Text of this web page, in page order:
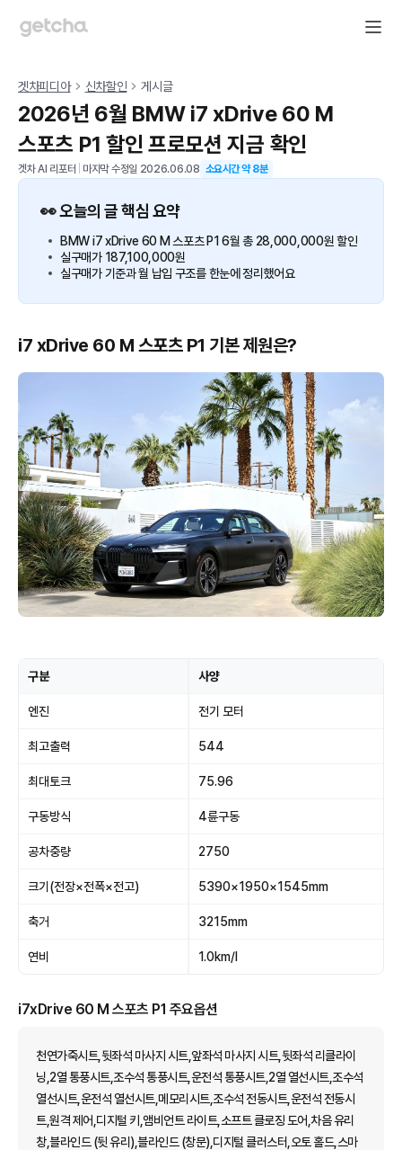
겟차피디아 신차할인 게시글
2026년 6월 BMW i7 xDrive 60 M
스포츠 P1 할인 프로모션 지금 확인
겟차 AI 리포터 마지막 수정일 2026.06.08 소요시간 약8분
👀 오늘의 글 핵심 요약
BMW i7 xDrive 60 M 스포츠 P1 6월 총 28,000,000원 할인
실구매가 187,100,000원
실구매가 기준과 월 납입 구조를 한눈에 정리했어요
i7 xDrive 60 M 스포츠 P1 기본 제원은?
구분 사양
엔진 전기 모터
최고출력 544
최대토크 75.96
구동방식 4륜구동
공차중량 2750
크기(전장×전폭×전고) 5390×1950×1545mm
축거 3215mm
연비 1.0km/l
i7xDrive 60 M 스포츠 P1 주요옵션
천연가죽시트,뒷좌석 마사지 시트,앞좌석 마사지 시트,뒷좌석 리클라이
닝,2열 통풍시트,조수석 통풍시트,운전석 통풍시트,2열 열선시트,조수석
열선시트,운전석 열선시트,메모리시트,조수석 전동시트,운전석 전동시
트,원격 제어,디지털 키,앰비언트 라이트,소프트 클로징 도어,차음 유리
창,블라인드 (뒷 유리),블라인드 (창문),디지털 클러스터,오토 홀드,스마